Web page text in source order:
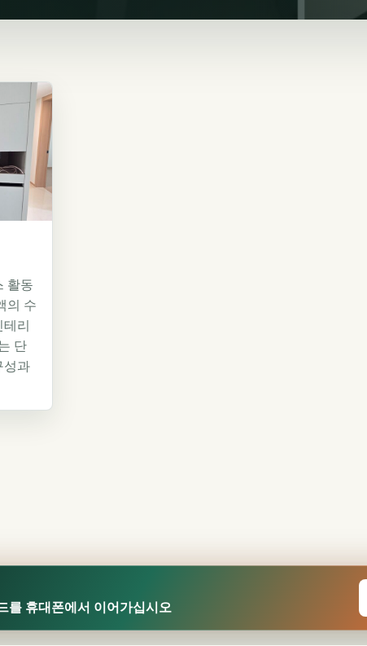
활동
의 수
리
단
성과
를 휴대폰에서 이어가십시오